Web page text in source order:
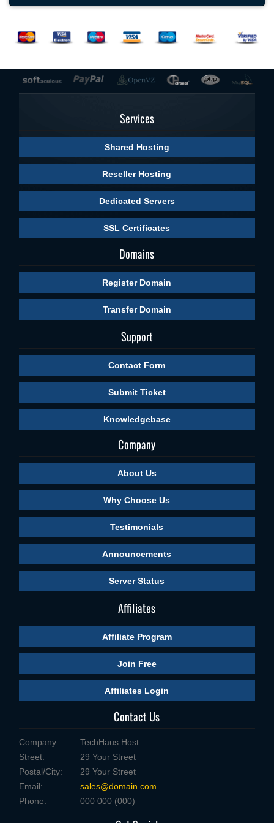
Services
Shared Hosting
Reseller Hosting
Dedicated Servers
SSL Certificates
Domains
Register Domain
Transfer Domain
Support
Contact Form
Submit Ticket
Knowledgebase
Company
About Us
Why Choose Us
Testimonials
Announcements
Server Status
Affiliates
Affiliate Program
Join Free
Affiliates Login
Contact Us
Company:
TechHaus Host
Street:
29 Your Street
Postal/City:
29 Your Street
Email:
sales@domain.com
Phone:
000 000 (000)